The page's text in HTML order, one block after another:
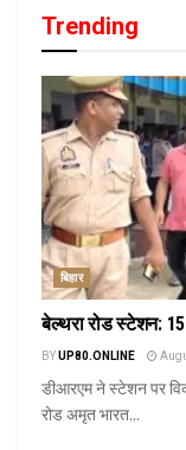
Trending
बिहार
बेल्थरा रोड स्टेशन: 15
BYUP80.ONLINE
डीआरएम ने स्टेशन पर
रोड अमृत भारत...